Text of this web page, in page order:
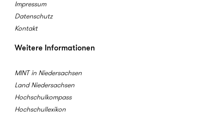
Impressum
Datenschutz
Kontakt
Weitere Informationen
MINT in Niedersachsen
Land Niedersachsen
Hochschulkompass
Hochschullexikon